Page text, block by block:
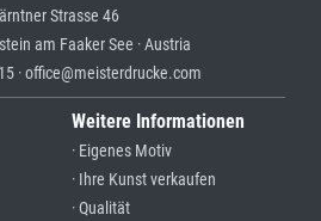
Strasse 46
am Faaker See · Austria
· office@meisterdrucke.com
Weitere Informationen
· Eigenes Motiv
· Ihre Kunst verkaufen
· Qualität